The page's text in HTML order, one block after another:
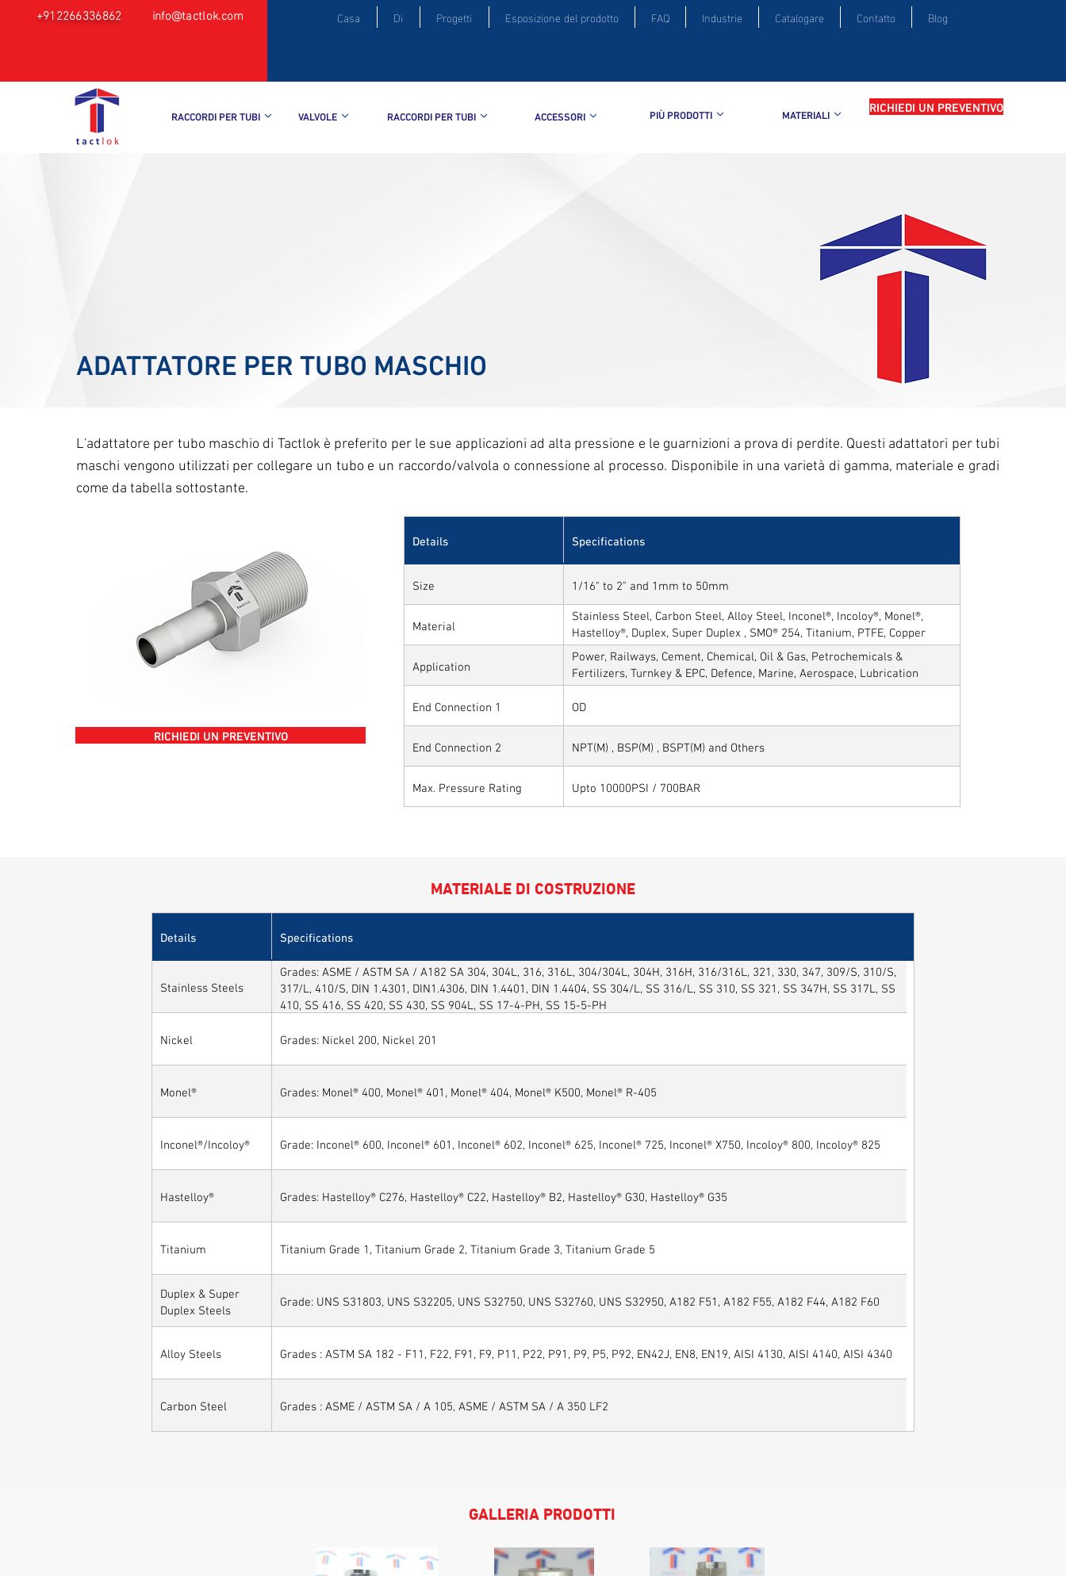
+912266336862 info@tactlok.com Casa Di Progetti Esposizione del prodotto FAQ Industrie Catalogare Contatto Blog
RACCORDI PER TUBI VALVOLE RACCORDI PER TUBI ACCESSORI PIÙ PRODOTTI MATERIALI RICHIEDI UN PREVENTIVO
ADATTATORE PER TUBO MASCHIO
L'adattatore per tubo maschio di Tactlok è preferito per le sue applicazioni ad alta pressione e le guarnizioni a prova di perdite. Questi adattatori per tubi
maschi vengono utilizzati per collegare un tubo e un raccordo/valvola o connessione al processo. Disponibile in una varietà di gamma, materiale e gradi
come da tabella sottostante.
RICHIEDI UN PREVENTIVO
Details Specifications
Size 1/16" to 2" and 1mm to 50mm
Material
Stainless Steel, Carbon Steel, Alloy Steel, Inconel®, Incoloy®, Monel®,
Hastelloy®, Duplex, Super Duplex , SMO® 254, Titanium, PTFE, Copper
Alloys
Application
Power, Railways, Cement, Chemical, Oil & Gas, Petrochemicals &
Fertilizers, Turnkey & EPC, Defence, Marine, Aerospace, Lubrication
Sytems, Paper Mills etc.,
End Connection 1
OD
End Connection 2 NPT(M) , BSP(M) , BSPT(M) and Others
Max. Pressure Rating Upto 10000PSI / 700BAR
MATERIALE DI COSTRUZIONE
Details Specifications
Stainless Steels
Grades: ASME / ASTM SA / A182 SA 304, 304L, 316, 316L, 304/304L, 304H, 316H, 316/316L, 321, 330, 347, 309/S, 310/S,
317/L, 410/S, DIN 1.4301, DIN1.4306, DIN 1.4401, DIN 1.4404, SS 304/L, SS 316/L, SS 310, SS 321, SS 347H, SS 317L, SS
410, SS 416, SS 420, SS 430, SS 904L, SS 17-4-PH, SS 15-5-PH
Nickel
Grades: Nickel 200, Nickel 201
Monel® Grades: Monel® 400, Monel® 401, Monel® 404, Monel® K500, Monel® R-405
Inconel®/Incoloy® Grade: Inconel® 600, Inconel® 601, Inconel® 602, Inconel® 625, Inconel® 725, Inconel® X750, Incoloy® 800, Incoloy® 825
Hastelloy® Grades: Hastelloy® C276, Hastelloy® C22, Hastelloy® B2, Hastelloy® G30, Hastelloy® G35
Titanium Titanium Grade 1, Titanium Grade 2, Titanium Grade 3, Titanium Grade 5
Duplex & Super
Duplex Steels
Grade: UNS S31803, UNS S32205, UNS S32750, UNS S32760, UNS S32950, A182 F51, A182 F55, A182 F44, A182 F60
Alloy Steels Grades : ASTM SA 182 - F11, F22, F91, F9, P11, P22, P91, P9, P5, P92, EN42J, EN8, EN19, AISI 4130, AISI 4140, AISI 4340
Carbon Steel Grades : ASME / ASTM SA / A 105, ASME / ASTM SA / A 350 LF2
GALLERIA PRODOTTI